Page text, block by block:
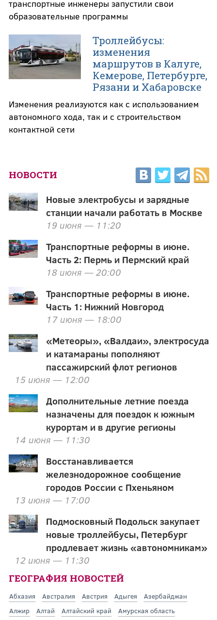
транспортные инженеры запустили свои
образовательные программы
Троллейбусы:
изменения
маршрутов в Калуге,
Кемерове, Петербурге,
Рязани и Хабаровске
Изменения реализуются как с использованием
автономного хода, так и с строительством
контактной сети
НОВОСТИ
Новые электробусы и зарядные
станции начали работать в Москве
19 июня — 11:20
Транспортные реформы в июне.
Часть 2: Пермь и Пермский край
18 июня — 20:00
Транспортные реформы в июне.
Часть 1: Нижний Новгород
17 июня — 18:00
«Метеоры», «Валдаи», электросуда
и катамараны пополняют
пассажирский флот регионов
15 июня — 12:00
Дополнительные летние поезда
назначены для поездок к южным
курортам и в другие регионы
14 июня — 11:30
Восстанавливается
железнодорожное сообщение
городов России с Пхеньяном
13 июня — 17:00
Подмосковный Подольск закупает
новые троллейбусы, Петербург
продлевает жизнь «автономникам»
12 июня — 11:30
ГЕОГРАФИЯ НОВОСТЕЙ
Абхазия Австралия Австрия Адыгея
Азербайджан
Алжир
Алтай Алтайский край
Амурская область